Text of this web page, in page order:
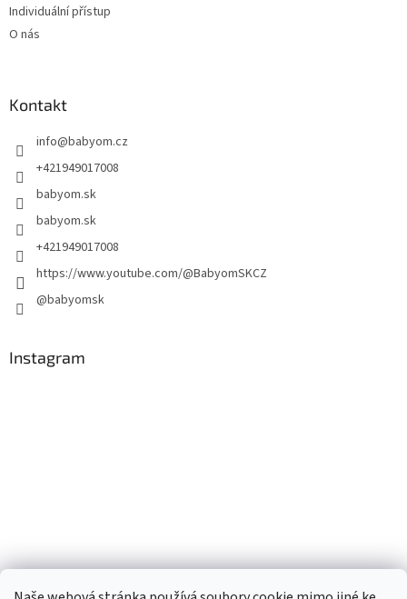
Individuální přístup
O nás
Kontakt
info@babyom.cz
+421949017008
babyom.sk
babyom.sk
+421949017008
https://www.youtube.com/@BabyomSKCZ
@babyomsk
Instagram